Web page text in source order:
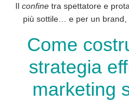
Il confinetra spettatore e
più sottile… e per un brand,
Come
strategia
marketing